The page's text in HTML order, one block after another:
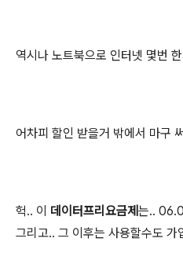
역시나 노트북으로 인터넷 몇번
어차피 할인 받을거 밖에서 마구
헉.. 이 데이터프리요금제 는..
그리고.. 그 이후는 사용할수도 가